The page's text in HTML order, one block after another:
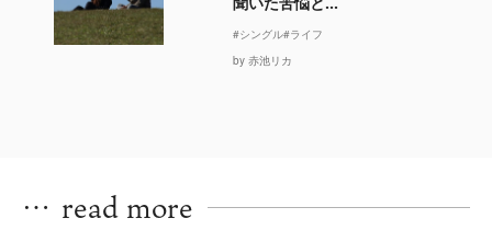
#シングル#ライフ
by 赤池リカ
… read more